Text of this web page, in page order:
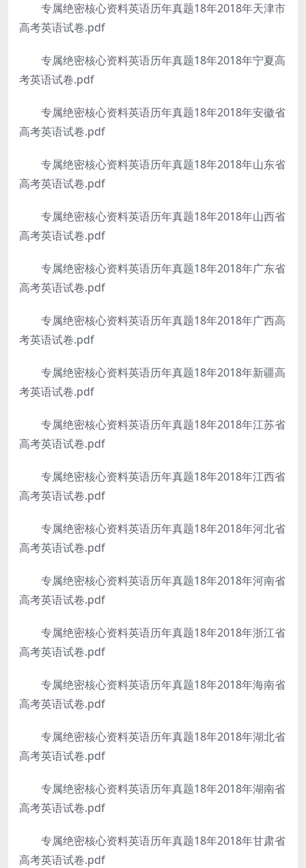
专属绝密核心资料英语历年真题18年2018年天津市
高考英语试卷.pdf
专属绝密核心资料英语历年真题18年2018年宁夏高
考英语试卷.pdf
专属绝密核心资料英语历年真题18年2018年安徽省
高考英语试卷.pdf
专属绝密核心资料英语历年真题18年2018年山东省
高考英语试卷.pdf
专属绝密核心资料英语历年真题18年2018年山西省
高考英语试卷.pdf
专属绝密核心资料英语历年真题18年2018年广东省
高考英语试卷.pdf
专属绝密核心资料英语历年真题18年2018年广西高
考英语试卷.pdf
专属绝密核心资料英语历年真题18年2018年新疆高
考英语试卷.pdf
专属绝密核心资料英语历年真题18年2018年江苏省
高考英语试卷.pdf
专属绝密核心资料英语历年真题18年2018年江西省
高考英语试卷.pdf
专属绝密核心资料英语历年真题18年2018年河北省
高考英语试卷.pdf
专属绝密核心资料英语历年真题18年2018年河南省
高考英语试卷.pdf
专属绝密核心资料英语历年真题18年2018年浙江省
高考英语试卷.pdf
专属绝密核心资料英语历年真题18年2018年海南省
高考英语试卷.pdf
专属绝密核心资料英语历年真题18年2018年湖北省
高考英语试卷.pdf
专属绝密核心资料英语历年真题18年2018年湖南省
高考英语试卷.pdf
专属绝密核心资料英语历年真题18年2018年甘肃省
高考英语试卷.pdf